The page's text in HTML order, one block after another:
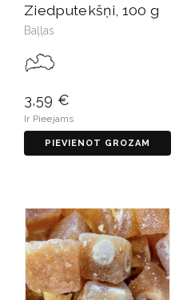
Ziedputekšņi, 100 g
Baļļas
3,59 €
Ir Pieejams
PIEVIENOT GROZAM